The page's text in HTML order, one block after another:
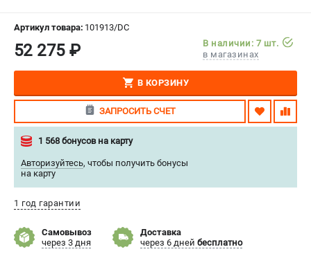
МАГАЗИНЫ
ИЗБРАННОЕ ( 0 )
ПОДДЕРЖКА
Сервисиный центр
Гарантия Stalex
О компании
Артикул товара: 101913/DC
52 275 ₽
В наличии: 7 шт.
в магазинах
В КОРЗИНУ
ЗАПРОСИТЬ СЧЕТ
1 568 бонусов на карту
Авторизуйтесь, чтобы получить бонусы
на карту
1 год гарантии
Самовывоз
через 3 дня
Доставка
через 6 дней бесплатно